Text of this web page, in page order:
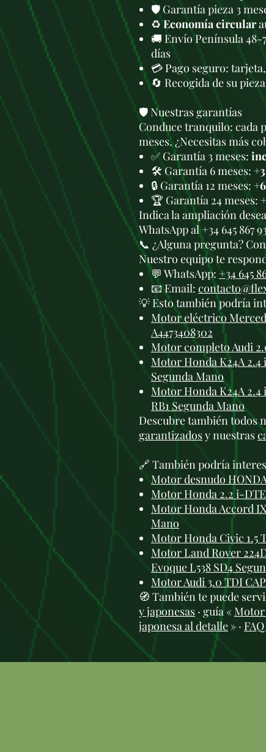
🛡️ Garantía pieza 3
♻️ Economía circular
🚚 Envío Península
días
💳 Pago seguro:
🔄 Recogida de su
🛡️ Nuestras garantías
Conduce tranquilo: cada
meses. ¿Necesitas más
✅ Garantía 3 meses:
🛠️ Garantía 6 meses:
🔒 Garantía 12 meses:
🏆 Garantía 24 meses:
Indica la ampliación
WhatsApp al +34 645 867
📞 ¿Alguna pregunta?
Nuestro equipo te
💬 WhatsApp: +34 645
📧 Email:
💡 Esto también podría
Motor eléctrico
A4473408302
Motor completo Audi
Motor Honda K24A 2.4
Segunda Mano
Motor Honda K24A 2.4
RB1 Segunda Mano
Descubre también todos
garantizadosy nuestras
🔗 También podría
Motor desnudo
Motor Honda 2.2 i-
Motor Honda Accord
Mano
Motor Honda Civic 1.5
Motor Land Rover
Evoque L538 SD4
Motor Audi 3.0 TDI
🧭 También te puede
y japonesas · guía « Motor
japonesa al detalle » ·